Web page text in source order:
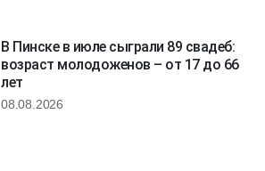
В Пинске в июле сыграли 89 свадеб:
возраст молодоженов – от 17 до 66
лет
08.08.2026